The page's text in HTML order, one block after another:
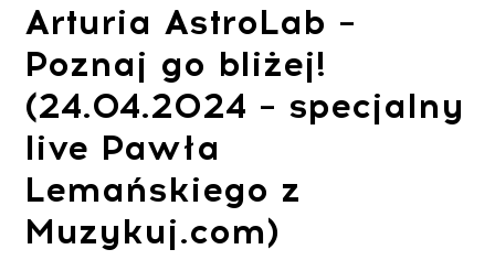
Arturia AstroLab –
Poznaj go bliżej!
(24.04.2024 – specjalny
live Pawła
Lemańskiego z
Muzykuj.com)